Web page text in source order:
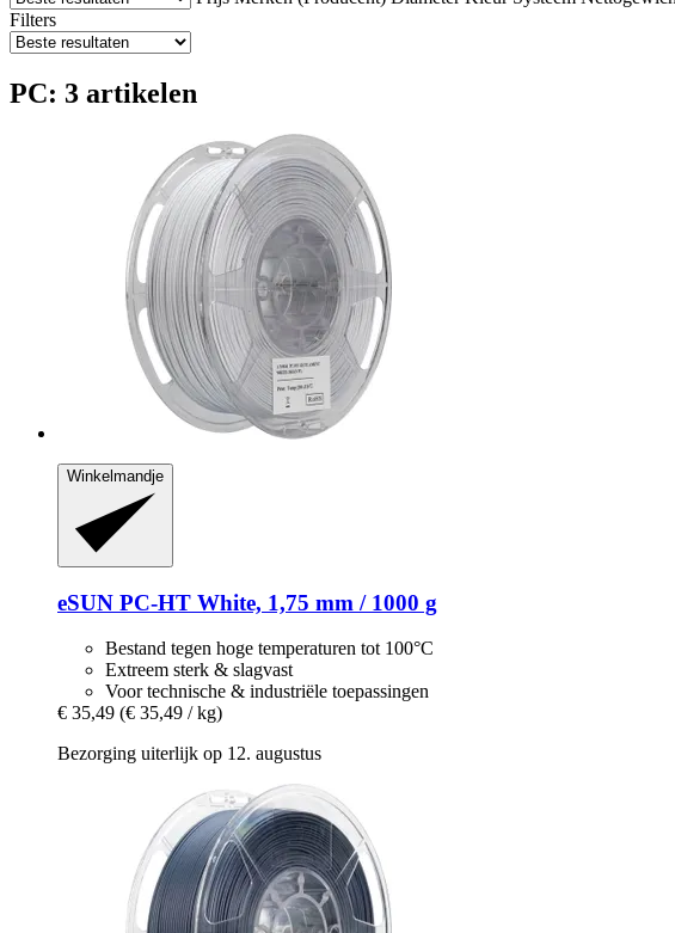
Filters
PC: 3 artikelen
Winkelmandje
eSUN PC-​HT White, 1,75 mm / 1000 g
Bestand tegen hoge temperaturen tot 100°C
Extreem sterk & slagvast
Voor technische & industriële toepassingen
€ 35,49 (€ 35,49 / kg)
Bezorging uiterlijk op 12. augustus